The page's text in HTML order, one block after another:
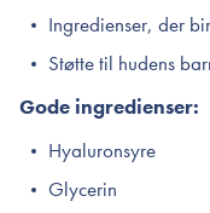
Ingredienser, der
Støtte til hudens
Gode ingredienser:
Hyaluronsyre
Glycerin